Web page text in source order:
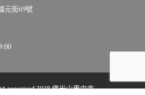
元街69號
reserved 2018 佛光山惠中寺